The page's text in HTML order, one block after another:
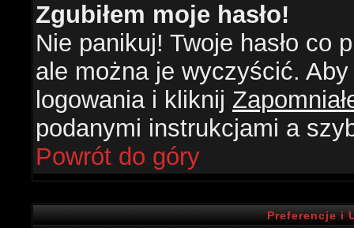
Zgubiłem moje hasło!
Nie panikuj! Twoje hasło co
ale można je wyczyścić.
logowania i kliknij
podanymi instrukcjami a
Powrót do góry
Preferencje i